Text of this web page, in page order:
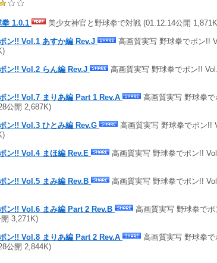
1.0.1 美少女神官と野球拳で対戦 (01.12.14公開
ン!! Vol.1 あすか編 Rev.J
高画質実写 野球拳でポン!!
ン!! Vol.2 らん編 Rev.J
高画質実写 野球拳でポン!!
ン!! Vol.7 まりあ編 Part 1 Rev.A
高画質実写 野球拳
公開 2,687K)
ン!! Vol.3 ひとみ編 Rev.G
高画質実写 野球拳でポン!!
ン!! Vol.4 まほ編 Rev.E
高画質実写 野球拳でポン!!
ン!! Vol.5 まみ編 Rev.B
高画質実写 野球拳でポン!!
ン!! Vol.6 まみ編 Part 2 Rev.B
高画質実写 野球拳で
3,271K)
ン!! Vol.8 まりあ編 Part 2 Rev.A
高画質実写 野球拳
公開 2,844K)